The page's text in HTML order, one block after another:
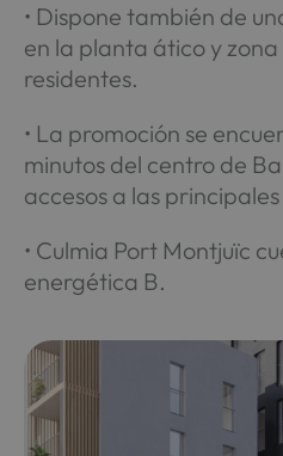
• Dispone también de
en la planta ático y
residentes.
• La promoción se
minutos del centro de
accesos a las
• Culmia Port Montjuïc
energética B.